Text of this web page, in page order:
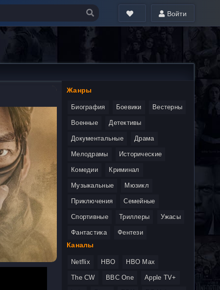
Войти
Жанры
Биография Боевики Вестерны
Военные Детективы
Документальные Драма
Мелодрамы Исторические
Комедии Криминал
Музыкальные Мюзикл
Приключения Семейные
Спортивные Триллеры Ужасы
Фантастика Фентези
Каналы
Netflix HBO HBO Max
The CW BBC One Apple TV+